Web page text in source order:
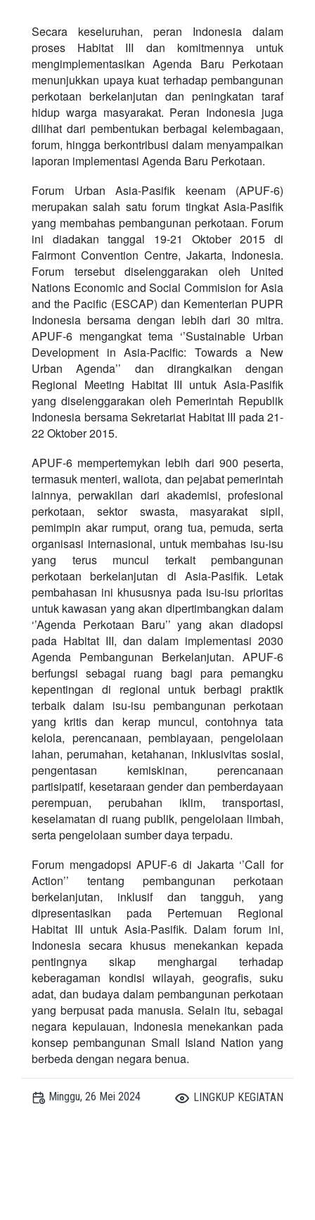
Secara keseluruhan, peran Indonesia dalam
proses Habitat III dan komitmennya untuk
mengimplementasikan Agenda Baru Perkotaan
menunjukkan upaya kuat terhadap pembangunan
perkotaan berkelanjutan dan peningkatan taraf
hidup warga masyarakat. Peran Indonesia juga
dilihat dari pembentukan berbagai kelembagaan,
forum, hingga berkontribusi dalam menyampaikan
laporan implementasi Agenda Baru Perkotaan.
Forum Urban Asia-Pasifik keenam (APUF-6)
merupakan salah satu forum tingkat Asia-Pasifik
yang membahas pembangunan perkotaan. Forum
ini diadakan tanggal 19-21 Oktober 2015 di
Fairmont Convention Centre, Jakarta, Indonesia.
Forum tersebut diselenggarakan oleh United
Nations Economic and Social Commision for Asia
and the Pacific (ESCAP) dan Kementerian PUPR
Indonesia bersama dengan lebih dari 30 mitra.
APUF-6 mengangkat tema ‘’Sustainable Urban
Development in Asia-Pacific: Towards a New
Urban Agenda’’ dan dirangkaikan dengan
Regional Meeting Habitat III untuk Asia-Pasifik
yang diselenggarakan oleh Pemerintah Republik
Indonesia bersama Sekretariat Habitat III pada 21-
22 Oktober 2015.
APUF-6 mempertemykan lebih dari 900 peserta,
termasuk menteri, waliota, dan pejabat pemerintah
lainnya, perwakilan dari akademisi, profesional
perkotaan, sektor swasta, masyarakat sipil,
pemimpin akar rumput, orang tua, pemuda, serta
organisasi internasional, untuk membahas isu-isu
yang terus muncul terkait pembangunan
perkotaan berkelanjutan di Asia-Pasifik. Letak
pembahasan ini khususnya pada isu-isu prioritas
untuk kawasan yang akan dipertimbangkan dalam
‘’Agenda Perkotaan Baru’’ yang akan diadopsi
pada Habitat III, dan dalam implementasi 2030
Agenda Pembangunan Berkelanjutan. APUF-6
berfungsi sebagai ruang bagi para pemangku
kepentingan di regional untuk berbagi praktik
terbaik dalam isu-isu pembangunan perkotaan
yang kritis dan kerap muncul, contohnya tata
kelola, perencanaan, pembiayaan, pengelolaan
lahan, perumahan, ketahanan, inklusivitas sosial,
pengentasan kemiskinan, perencanaan
partisipatif, kesetaraan gender dan pemberdayaan
perempuan, perubahan iklim, transportasi,
keselamatan di ruang publik, pengelolaan limbah,
serta pengelolaan sumber daya terpadu.
Forum mengadopsi APUF-6 di Jakarta ‘’Call for
Action’’ tentang pembangunan perkotaan
berkelanjutan, inklusif dan tangguh, yang
dipresentasikan pada Pertemuan Regional
Habitat III untuk Asia-Pasifik. Dalam forum ini,
Indonesia secara khusus menekankan kepada
pentingnya sikap menghargai terhadap
keberagaman kondisi wilayah, geografis, suku
adat, dan budaya dalam pembangunan perkotaan
yang berpusat pada manusia. Selain itu, sebagai
negara kepulauan, Indonesia menekankan pada
konsep pembangunan Small Island Nation yang
berbeda dengan negara benua.
Minggu, 26 Mei 2024 LINGKUP KEGIATAN